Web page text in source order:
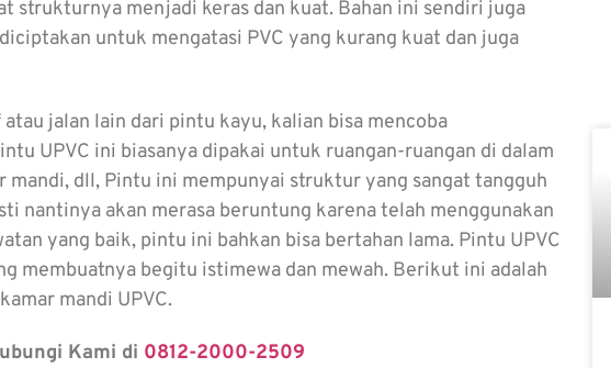
strukturnya menjadi keras dan kuat. Bahan ini sendiri juga
untuk mengatasi PVC yang kurang kuat dan juga
jalan lain dari pintu kayu, kalian bisa mencoba
UPVC ini biasanya dipakai untuk ruangan-ruangan di dalam
mandi, dll, Pintu ini mempunyai struktur yang sangat tangguh
nantinya akan merasa beruntung karena telah menggunakan
yang baik, pintu ini bahkan bisa bertahan lama. Pintu UPVC
membuatnya begitu istimewa dan mewah. Berikut ini adalah
mandi UPVC.
Kami di 0812-2000-2509